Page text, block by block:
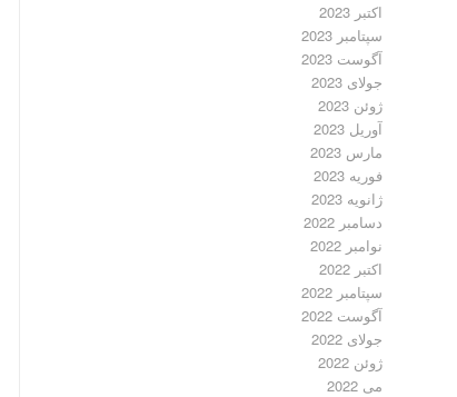
اکتبر 2023
سپتامبر 2023
آگوست 2023
جولای 2023
ژوئن 2023
آوریل 2023
مارس 2023
فوریه 2023
ژانویه 2023
دسامبر 2022
نوامبر 2022
اکتبر 2022
سپتامبر 2022
آگوست 2022
جولای 2022
ژوئن 2022
می 2022